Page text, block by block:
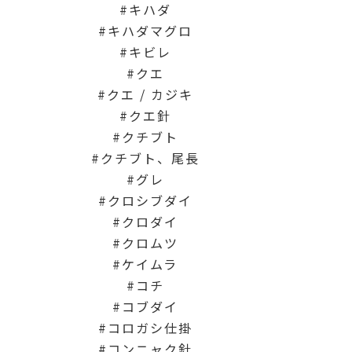
キハダ
キハダマグロ
キビレ
クエ
クエ / カジキ
クエ針
クチブト
クチブト、尾長
グレ
クロシブダイ
クロダイ
クロムツ
ケイムラ
コチ
コブダイ
コロガシ仕掛